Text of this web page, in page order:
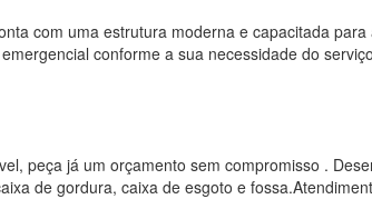
com uma estrutura moderna e capacitada
conforme a sua necessidade do
peça já um orçamento sem compromisso .
de gordura, caixa de esgoto e